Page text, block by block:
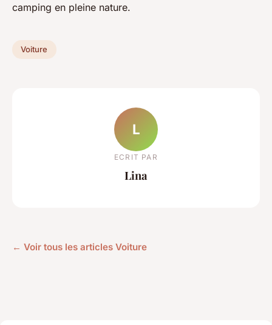
camping en pleine nature.
Voiture
L
ECRIT PAR
Lina
← Voir tous les articles Voiture